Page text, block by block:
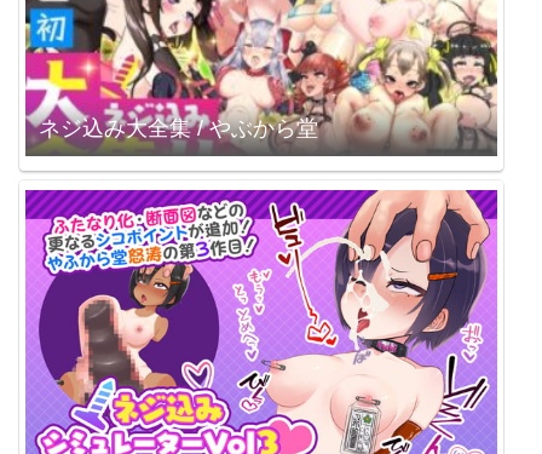
ネジ込み大全集 / やぶから堂